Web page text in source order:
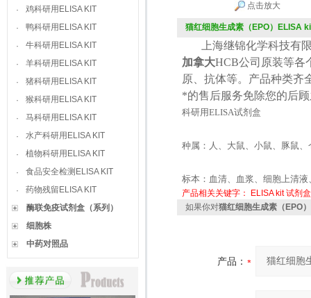
·
鸡科研用ELISA KIT
·
鸭科研用ELISA KIT
·
牛科研用ELISA KIT
·
羊科研用ELISA KIT
·
猪科研用ELISA KIT
·
猴科研用ELISA KIT
·
马科研用ELISA KIT
·
水产科研用ELISA KIT
·
植物科研用ELISA KIT
·
食品安全检测ELISA KIT
·
药物残留ELISA KIT
酶联免疫试剂盒（系列）
细胞株
中药对照品
点击放大
猫红细胞生成素（EPO）ELISA
上海继锦化学科技有限
加拿大HCB公司原装等各
原、抗体等。产品种类齐
*的售后服务免除您的后
科研用ELISA试剂盒
种属：人、大鼠、小鼠、豚鼠
标本：血清、血浆、细胞上清
产品相关关键字： ELISA kit 试剂盒
如果你对猫红细胞生成素（EPO
产品：